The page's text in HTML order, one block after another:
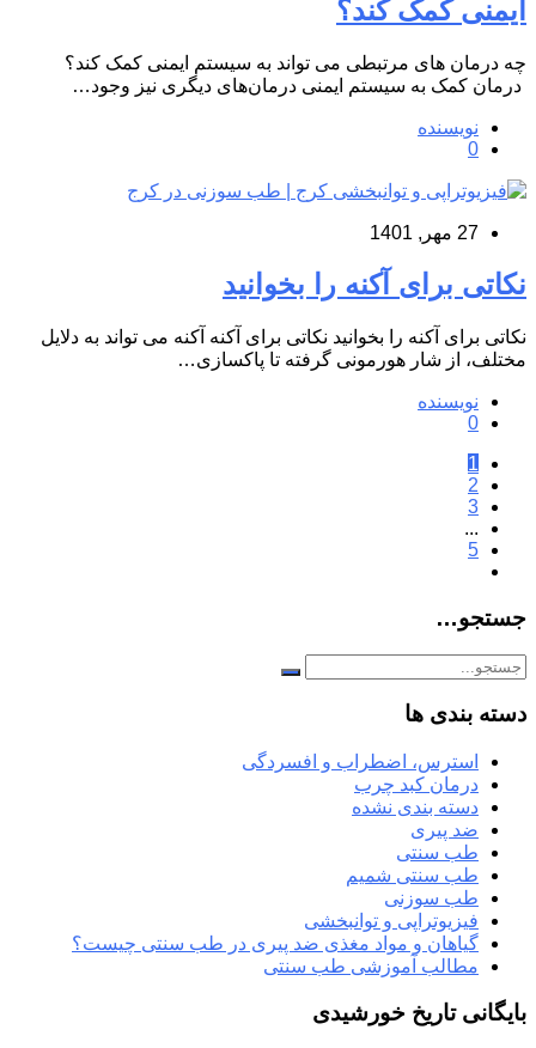
ایمنی کمک کند؟
چه درمان های مرتبطی می تواند به سیستم ایمنی کمک کند؟
درمان کمک به سیستم ایمنی درمان‌های دیگری نیز وجود…
نویسنده
0
27 مهر, 1401
نکاتی برای آکنه را بخوانید
نکاتی برای آکنه را بخوانید نکاتی برای آکنه آکنه می تواند به دلایل
مختلف، از شار هورمونی گرفته تا پاکسازی…
نویسنده
0
1
2
3
...
5
جستجو…
دسته بندی ها
استرس، اضطراب و افسردگی
درمان کبد چرب
دسته بندی نشده
ضد پیری
طب سنتی
طب سنتی شمیم
طب سوزنی
فیزیوتراپی و توانبخشی
گیاهان و مواد مغذی ضد پیری در طب سنتی چیست؟
مطالب آموزشی طب سنتی
بایگانی تاریخ خورشیدی